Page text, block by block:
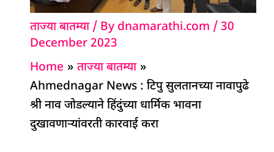
ताज्या बातम्या/ By dnamarathi.com /30
December 2023
Home
ताज्या बातम्या
Ahmednagar News : टिपु सुलतानच्या नावापुढे
श्री नाव जोडल्याने हिंदुंच्या धार्मिक भावना
दुखावणाऱ्यांवरती कारवाई करा